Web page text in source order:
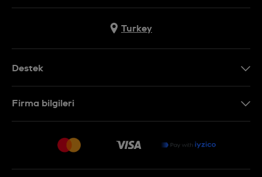
Turkey
Destek
İade Politikası
Firma bilgileri